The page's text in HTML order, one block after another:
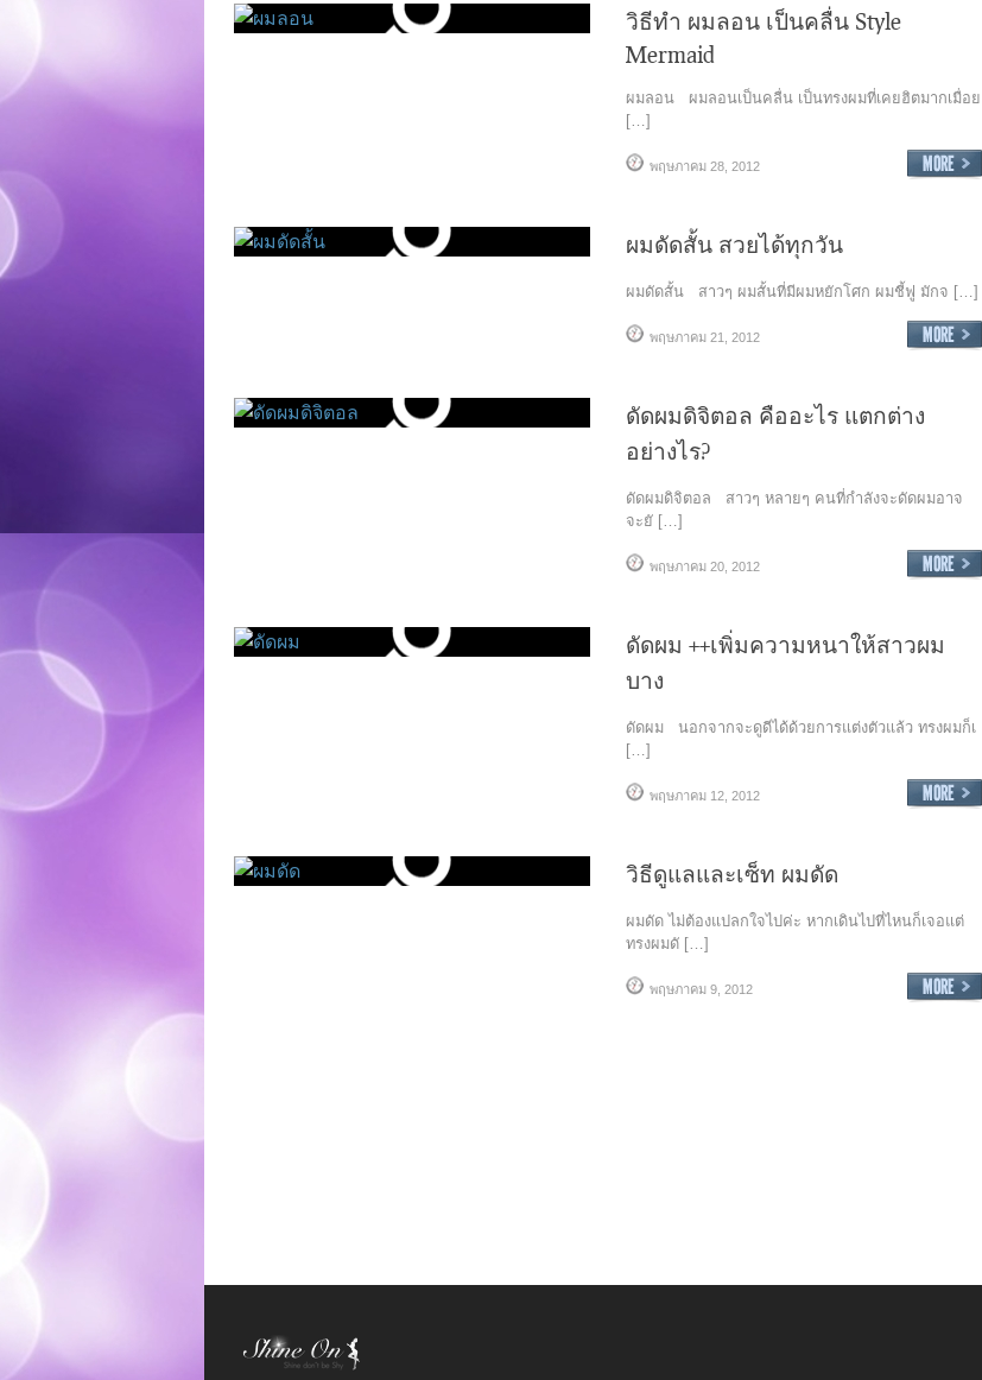
วิธีทำ ผมลอน เป็นคลื่น Style
Mermaid
ผมลอน ผมลอนเป็นคลื่น เป็นทรงผมที่เคยฮิตมากเมื่อย
[…]
พฤษภาคม 28, 2012
ผมดัดสั้น สวยได้ทุกวัน
ผมดัดสั้น สาวๆ ผมสั้นที่มีผมหยักโศก ผมชี้ฟู มักจ […]
พฤษภาคม 21, 2012
ดัดผมดิจิตอล คืออะไร แตกต่าง
อย่างไร?
ดัดผมดิจิตอล สาวๆ หลายๆ คนที่กำลังจะดัดผมอาจ
จะยั […]
พฤษภาคม 20, 2012
ดัดผม ++เพิ่มความหนาให้สาวผม
บาง
ดัดผม นอกจากจะดูดีได้ด้วยการแต่งตัวแล้ว ทรงผมก็เ
[…]
พฤษภาคม 12, 2012
วิธีดูแลและเซ็ท ผมดัด
ผมดัด ไม่ต้องแปลกใจไปค่ะ หากเดินไปที่ไหนก็เจอแต่
ทรงผมดั […]
พฤษภาคม 9, 2012